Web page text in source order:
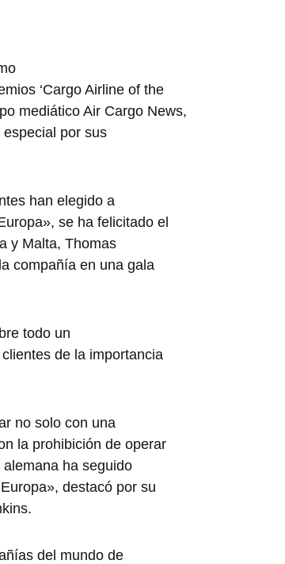
‘Cargo Airline of the
mediático Air Cargo News,
por sus
han elegido a
se ha felicitado el
y Malta, Thomas
compañía en una gala
todo un
de la importancia
no solo con una
la prohibición de operar
ha seguido
destacó por su
del mundo de